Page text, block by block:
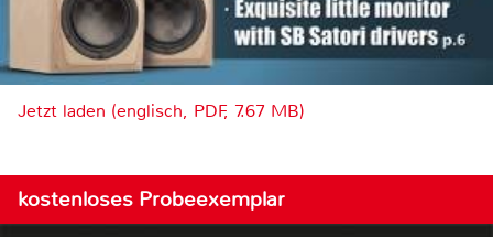
Jetzt laden (englisch, PDF, 7.67 MB)
kostenloses Probeexemplar